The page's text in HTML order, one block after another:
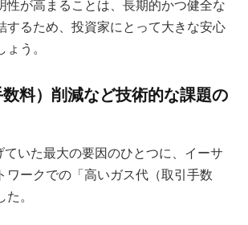
性が高まることは、長期的かつ健全な
するため、投資家にとって大きな安心
う。
料）削減など技術的な課題の
ていた最大の要因のひとつに、イーサ
ワークでの「高いガス代（取引手数
。